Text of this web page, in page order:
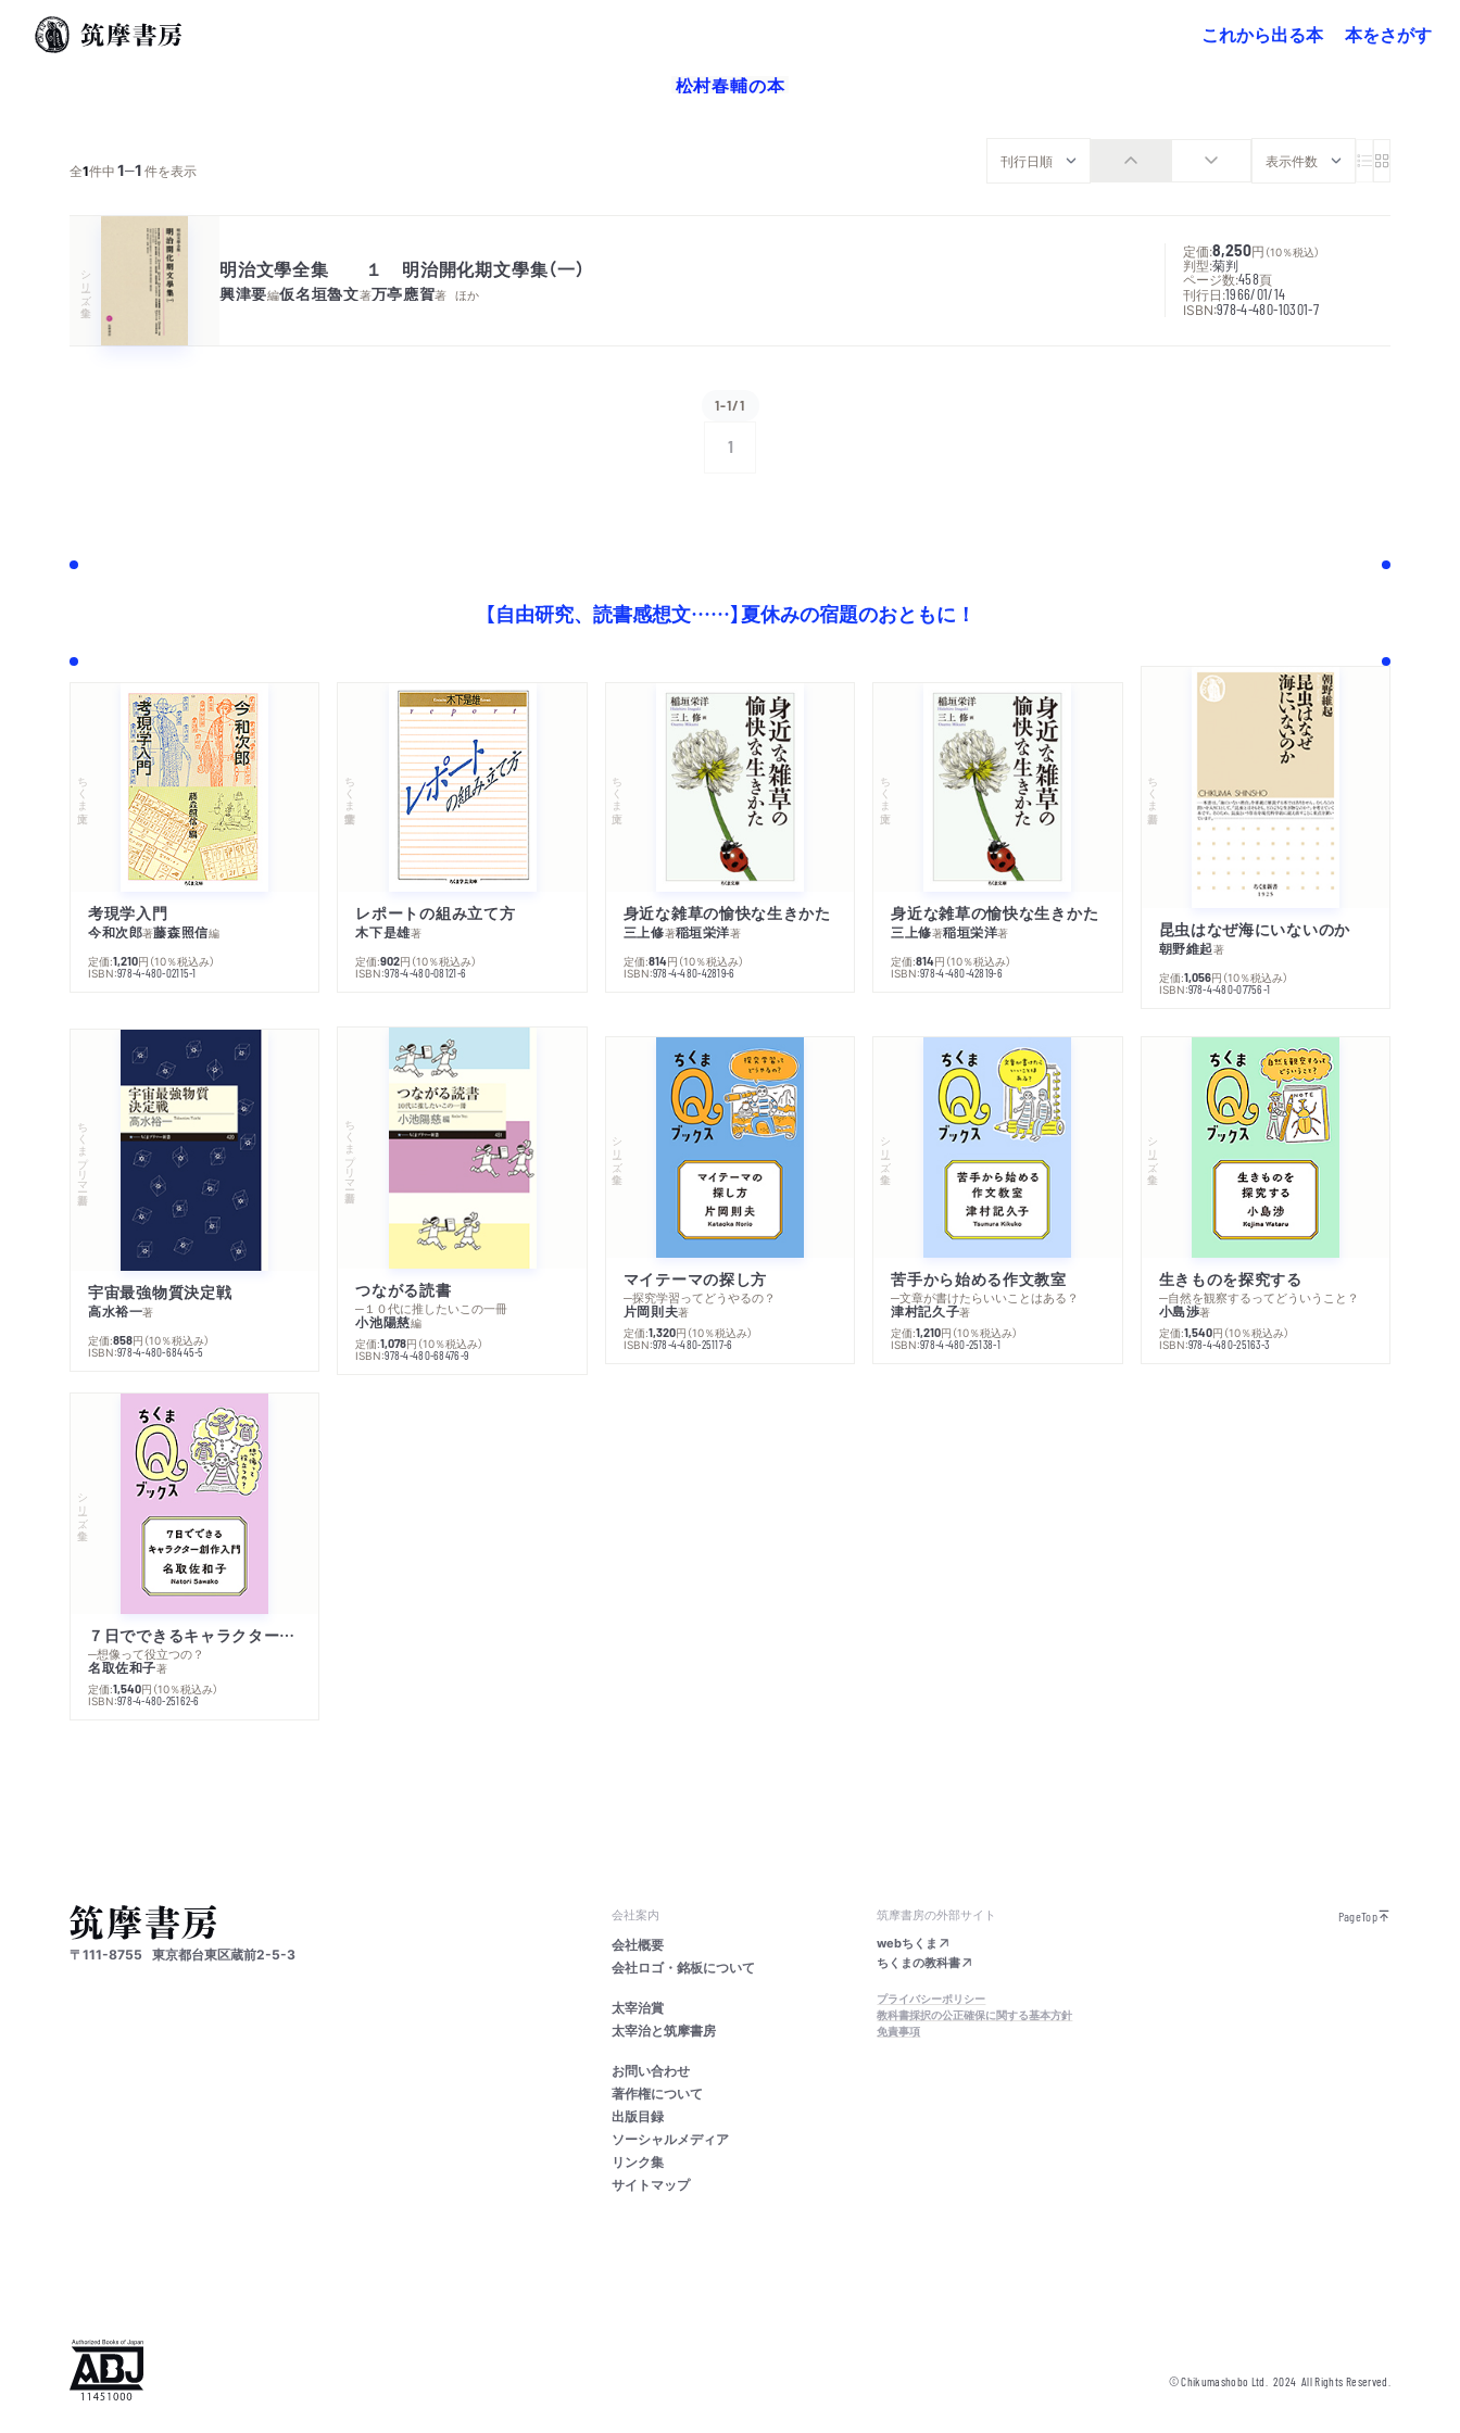
これから出る本
本をさがす
松村春輔の本
全1件中1─1件を表示
シリーズ・全集 明治文學全集 １ 明治開化期文學集（一）
興津要編仮名垣魯文著万亭應賀著 ほか
定価:8,250円 （10％税込）
判型:菊判
ページ数:458頁
刊行日:1966/01/14
ISBN:978-4-480-10301-7
1-1/1
1
【自由研究、読書感想文……】夏休みの宿題のおともに！
ちくま文庫
考現学入門
今和次郎著藤森照信編
定価:1,210円 （10％税込み）
ISBN:978-4-480-02115-1
ちくま学芸文庫
レポートの組み立て方
木下是雄著
定価:902円 （10％税込み）
ISBN:978-4-480-08121-6
ちくま文庫
身近な雑草の愉快な生きかた
三上修著稲垣栄洋著
定価:814円 （10％税込み）
ISBN:978-4-480-42819-6
ちくま文庫
身近な雑草の愉快な生きかた
三上修著稲垣栄洋著
定価:814円 （10％税込み）
ISBN:978-4-480-42819-6
ちくま新書
昆虫はなぜ海にいないのか
朝野維起著
定価:1,056円 （10％税込み）
ISBN:978-4-480-07756-1
ちくまプリマー新書
宇宙最強物質決定戦
高水裕一著
定価:858円 （10％税込み）
ISBN:978-4-480-68445-5
ちくまプリマー新書
つながる読書
─１０代に推したいこの一冊
小池陽慈編
定価:1,078円 （10％税込み）
ISBN:978-4-480-68476-9
シリーズ・全集
マイテーマの探し方
─探究学習ってどうやるの？
片岡則夫著
定価:1,320円 （10％税込み）
ISBN:978-4-480-25117-6
シリーズ・全集
苦手から始める作文教室
─文章が書けたらいいことはある？
津村記久子著
定価:1,210円 （10％税込み）
ISBN:978-4-480-25138-1
シリーズ・全集
生きものを探究する
─自然を観察するってどういうこと？
小島渉著
定価:1,540円 （10％税込み）
ISBN:978-4-480-25163-3
シリーズ・全集
７日でできるキャラクター創作入門
─想像って役立つの？
名取佐和子著
定価:1,540円 （10％税込み）
ISBN:978-4-480-25162-6
〒111-8755 東京都台東区蔵前2-5-3
会社案内
会社概要
会社ロゴ・銘板について
太宰治賞
太宰治と筑摩書房
お問い合わせ
著作権について
出版目録
ソーシャルメディア
リンク集
サイトマップ
筑摩書房の外部サイト
webちくま
ちくまの教科書
プライバシーポリシー
教科書採択の公正確保に関する基本方針
免責事項
PageTop
© Chikumashobo Ltd. 2024 All Rights Reserved.